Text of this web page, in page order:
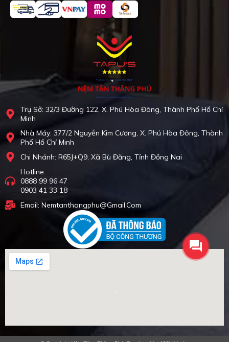
Trụ Sở: 32/3 Đường 122, X. Phú Hòa Đông, Thành Phố Hồ Chí
Minh
Nhà Máy: 377/2 Nguyễn Kim Cương, X. Phú Hòa Đông, Thành
Phố Hồ Chí Minh
Chi Nhánh: R65J+Q9, Xã Bù Đăng, Tỉnh Đồng Nai
Hotline:
0888 99 96 47
0903 41 33 18
Email: Nemtanthangphu@gmail.com